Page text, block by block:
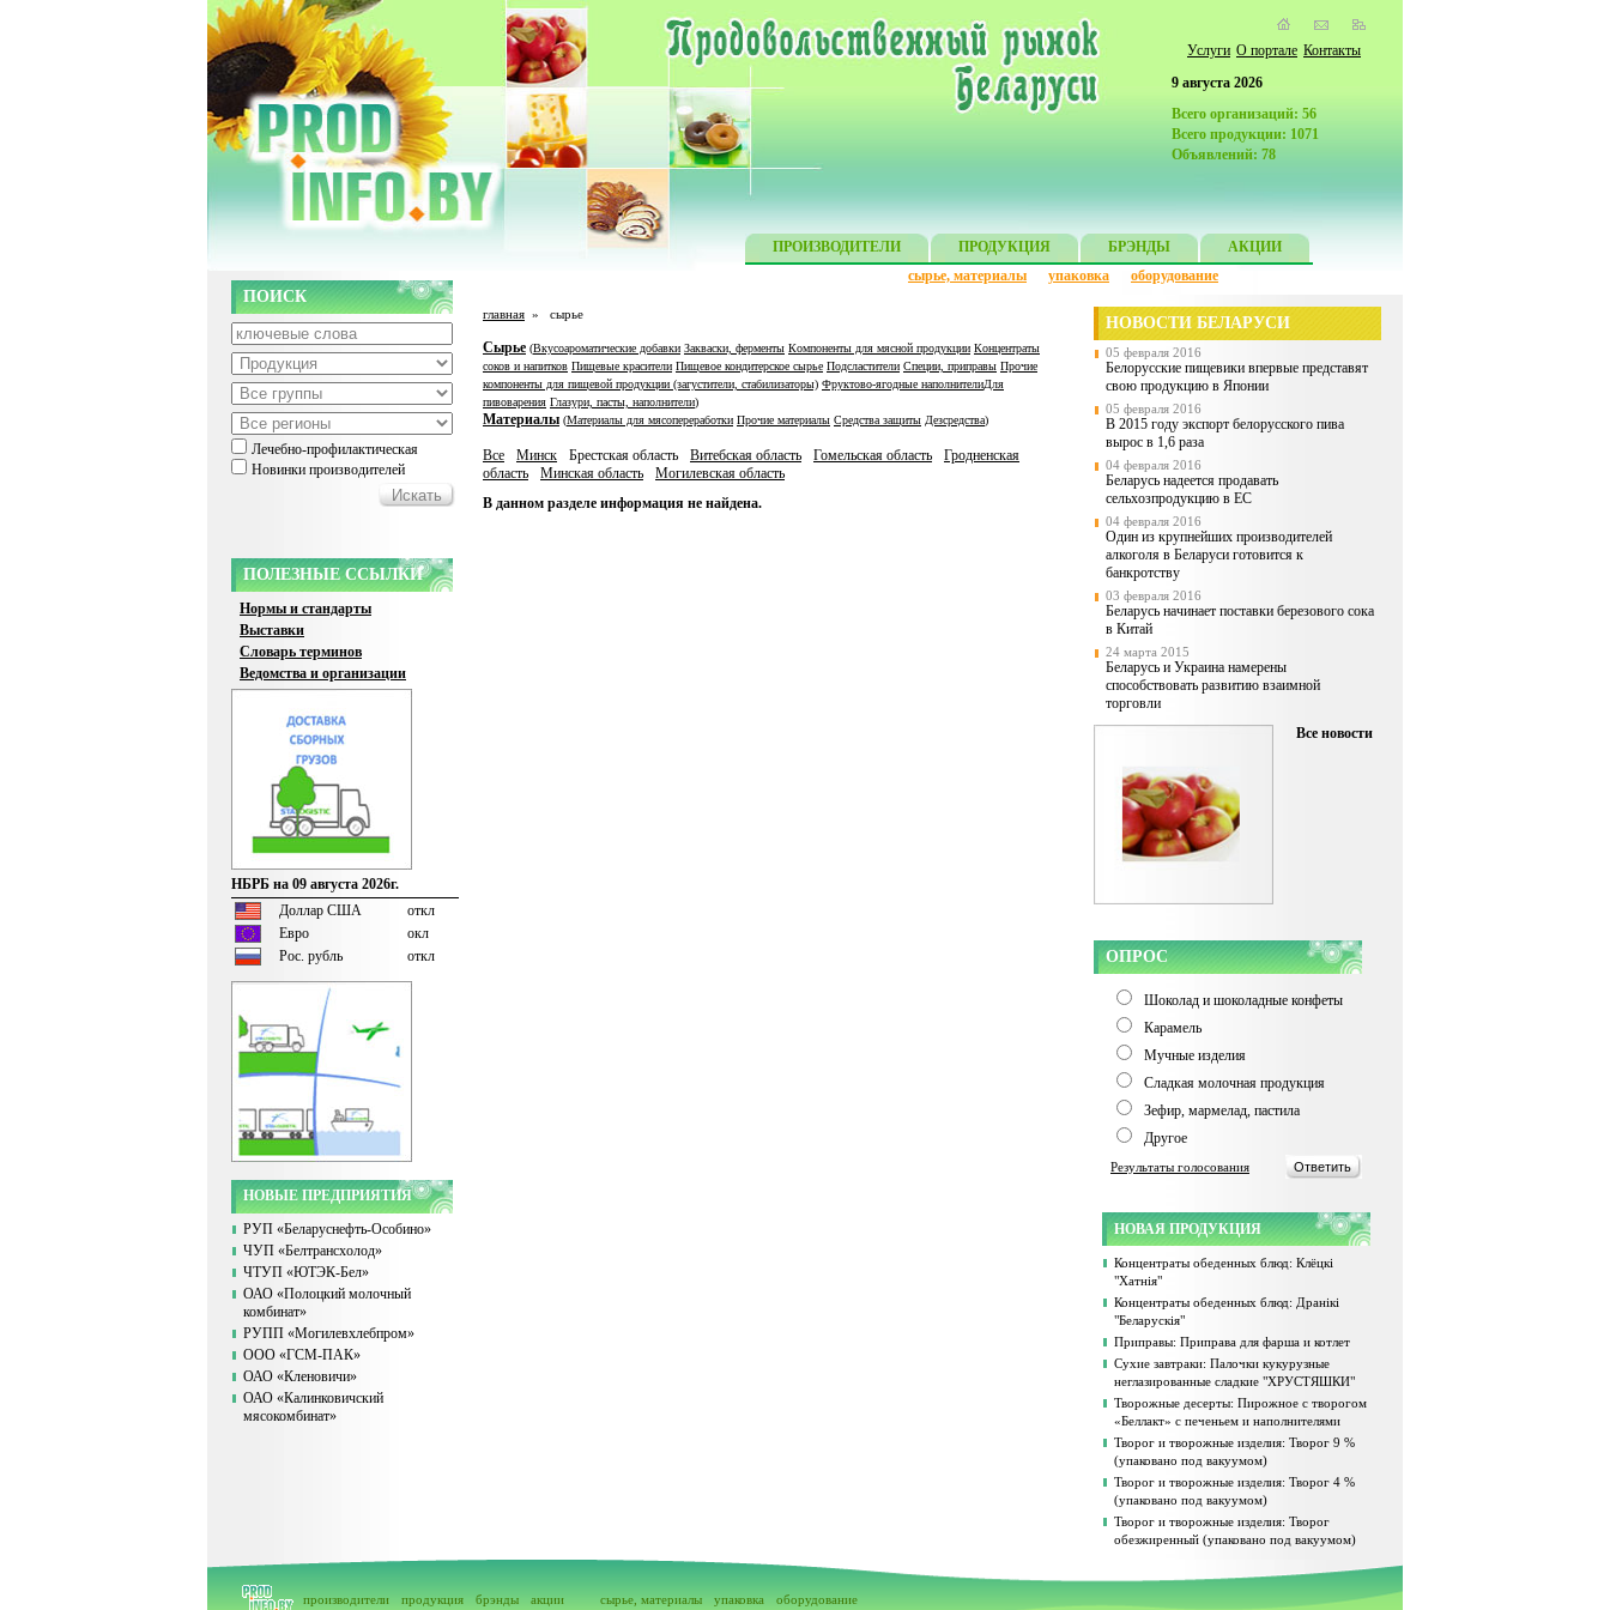
9 августа 2026
Всего организаций: 56
Всего продукции: 1071
Объявлений: 78
ПРОИЗВОДИТЕЛИ ПРОДУКЦИЯ БРЭНДЫ
АКЦИИ
сырье, материалы
упаковка оборудование
Услуги О портале Контакты
ПОИСК
Лечебно-профилактическая
Новинки производителей
ПОЛЕЗНЫЕ ССЫЛКИ
Нормы и стандарты
Выставки
Словарь терминов
Ведомства и организации
НБРБ на 09 августа 2026г.
Доллар США
откл
Евро
окл
Рос. рубль
откл
НОВЫЕ ПРЕДПРИЯТИЯ
РУП «Беларуснефть-Особино»
ЧУП «Белтрансхолод»
ЧТУП «ЮТЭК-Бел»
ОАО «Полоцкий молочный
комбинат»
РУПП «Могилевхлебпром»
ООО «ГСМ-ПАК»
ОАО «Кленовичи»
ОАО «Калинковичский
мясокомбинат»
главная » сырье
Сырье (Вкусоароматические добавки Закваски, ферменты Компоненты для мясной продукции Концентраты
соков и напитков Пищевые красители Пищевое кондитерское сырье Подсластители Специи, приправы Прочие
компоненты для пищевой продукции (загустители, стабилизаторы) Фруктово-ягодные наполнителиДля
пивоварения Глазури, пасты, наполнители)
Материалы (Материалы для мясопереработки Прочие материалы Средства защиты Дезсредства)
Все Минск Брестская область Витебская область Гомельская область
Гродненская
область
Минская область
Могилевская область
В данном разделе информация не найдена.
НОВОСТИ БЕЛАРУСИ
05 февраля 2016
Белорусские пищевики впервые представят
свою продукцию в Японии
05 февраля 2016
В 2015 году экспорт белорусского пива
вырос в 1,6 раза
04 февраля 2016
Беларусь надеется продавать
сельхозпродукцию в ЕС
04 февраля 2016
Один из крупнейших производителей
алкоголя в Беларуси готовится к
банкротству
03 февраля 2016
Беларусь начинает поставки березового сока
в Китай
24 марта 2015
Беларусь и Украина намерены
способствовать развитию взаимной
торговли
Все новости
ОПРОС
Шоколад и шоколадные конфеты
Карамель
Мучные изделия
Сладкая молочная продукция
Зефир, мармелад, пастила
Другое
Результаты голосования
НОВАЯ ПРОДУКЦИЯ
Концентраты обеденных блюд: Клёцкі
"Хатнія"
Концентраты обеденных блюд: Дранікі
"Беларускія"
Приправы: Приправа для фарша и котлет
Сухие завтраки: Палочки кукурузные
неглазированные сладкие "ХРУСТЯШКИ"
Творожные десерты: Пирожное с творогом
«Беллакт» с печеньем и наполнителями
Творог и творожные изделия: Творог 9 %
(упаковано под вакуумом)
Творог и творожные изделия: Творог 4 %
(упаковано под вакуумом)
Творог и творожные изделия: Творог
обезжиренный (упаковано под вакуумом)
производители продукция брэнды акции сырье, материалы упаковка оборудование